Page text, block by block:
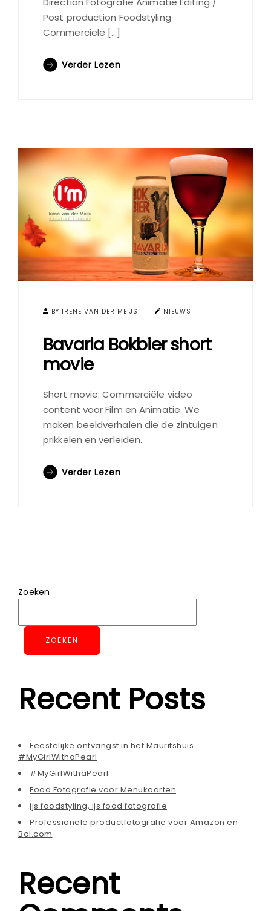
Post production Foodstyling
Commerciele […]
Verder Lezen
BY IRENE VAN DER MEIJS NIEUWS
Bavaria Bokbier short
movie
Short movie: Commerciële video
content voor Film en Animatie. We
maken beeldverhalen die de zintuigen
prikkelen en verleiden.
Verder Lezen
Zoeken
ZOEKEN
Recent Posts
Feestelijke ontvangst in het Mauritshuis
#MyGirlWithaPearl
#MyGirlWithaPearl
Food Fotografie voor Menukaarten
ijs foodstyling, ijs food fotografie
Professionele productfotografie voor Amazon en
Bol.com
Recent